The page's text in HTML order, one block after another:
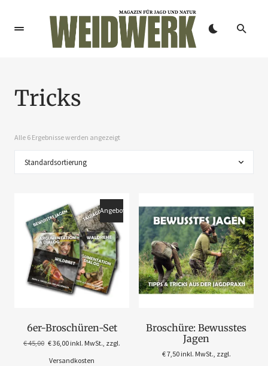
Tricks
Alle 6 Ergebnisse werden angezeigt
Angebot!
6er-Broschüren-Set
€45,00 €36,00 inkl. MwSt., zzgl.
Versandkosten
Broschüre: Bewusstes
Jagen
€7,50 inkl. MwSt., zzgl.